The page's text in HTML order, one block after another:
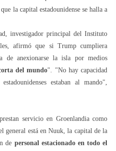
la capital estadounidense se halla a
investigador principal del Instituto
afirmó que si Trump cumpliera
de anexionarse la isla por medios
del mundo". "No hay capacidad
estaban al mando",
servicio en Groenlandia como
general está en Nuuk, la capital de la
de personal estacionado en todo el